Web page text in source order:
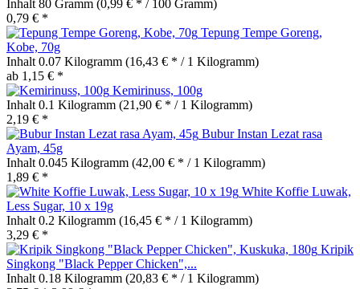
Inhalt 80 Gramm (0,99 € * / 100 Gramm)
0,79 € *
Tepung Tempe Goreng,
Kobe, 70g
Inhalt 0.07 Kilogramm (16,43 € * / 1 Kilogramm)
ab 1,15 € *
Kemirinuss, 100g
Inhalt 0.1 Kilogramm (21,90 € * / 1 Kilogramm)
2,19 € *
Bubur Instan Lezat rasa
Ayam, 45g
Inhalt 0.045 Kilogramm (42,00 € * / 1 Kilogramm)
1,89 € *
White Koffie Luwak,
Less Sugar, 10 x 19g
Inhalt 0.2 Kilogramm (16,45 € * / 1 Kilogramm)
3,29 € *
Kripik
Singkong "Black Pepper Chicken",...
Inhalt 0.18 Kilogramm (20,83 € * / 1 Kilogramm)